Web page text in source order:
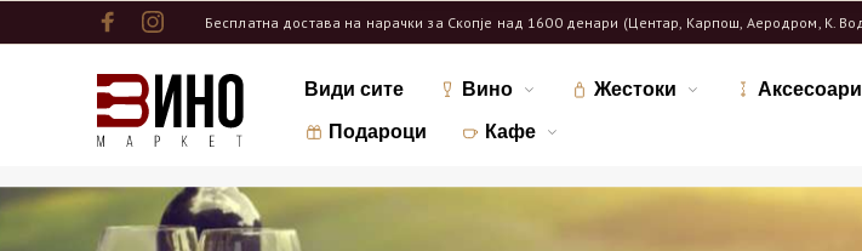
Бесплатна достава на нарачки за Скопје над 1600 денари (Центар, Карпош, Аеродром, К.
Види сите Вино Жестоки Аксесоари
Подароци Кафе